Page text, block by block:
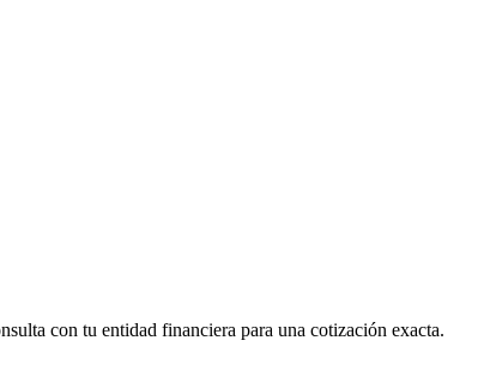
con tu entidad financiera para una cotización exacta.